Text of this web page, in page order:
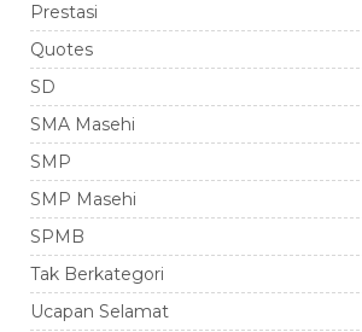
Prestasi
Quotes
SD
SMA Masehi
SMP
SMP Masehi
SPMB
Tak Berkategori
Ucapan Selamat